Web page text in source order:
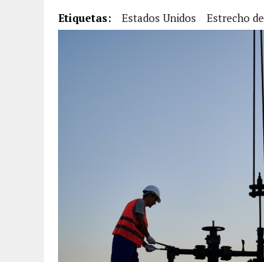
7 AGOSTO, 2026 | YARACUY: ASESINARON DOS
LOCALIZARON CUERPO DE ‘LA
Etiquetas: Estados Unidos Estrecho